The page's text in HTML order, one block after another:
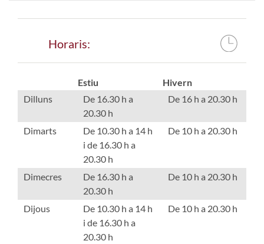
Horaris:
Estiu
Hivern
Dilluns
De 16.30 h a
20.30 h
De 16 h a 20.30 h
Dimarts
De 10.30 h a 14 h
i de 16.30 h a
20.30 h
De 10 h a 20.30 h
Dimecres
De 16.30 h a
20.30 h
De 10 h a 20.30 h
Dijous
De 10.30 h a 14 h
i de 16.30 h a
20.30 h
De 10 h a 20.30 h